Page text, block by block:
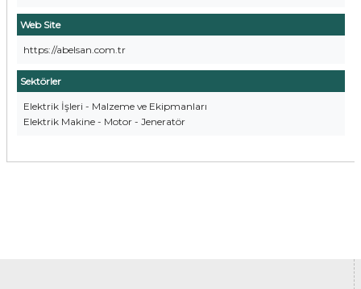
Web Site
https://abelsan.com.tr
Sektörler
Elektrik İşleri - Malzeme ve Ekipmanları
Elektrik Makine - Motor - Jeneratör